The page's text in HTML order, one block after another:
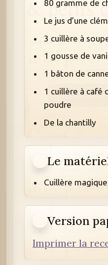
80 gramme de
Le jus d’une
3 cuillère à
1 gousse de
1 bâton de
1 cuillère à café
poudre
De la chantilly
Le
Cuillère magique
Version
Imprimer la